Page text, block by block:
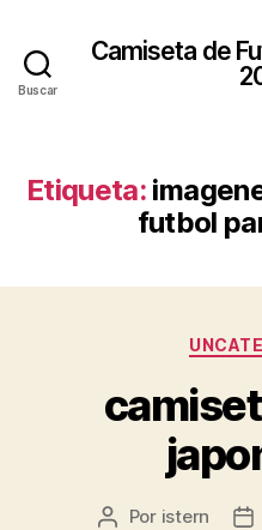
Buscar
Camiseta de
Etiqueta:
futbol
Autor
Por istern